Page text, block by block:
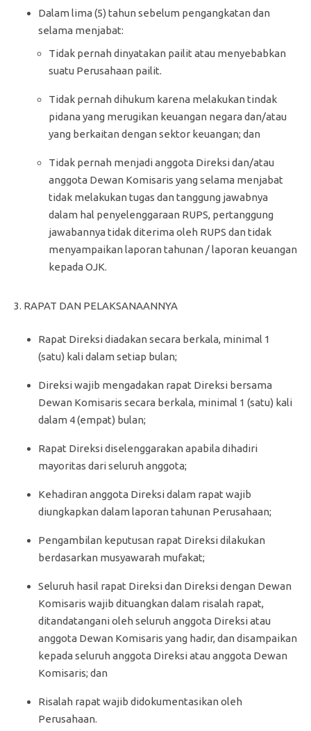
Dalam lima (5) tahun sebelum pengangkatan dan
selama menjabat:
Tidak pernah dinyatakan pailit atau menyebabkan
suatu Perusahaan pailit.
Tidak pernah dihukum karena melakukan tindak
pidana yang merugikan keuangan negara dan/atau
yang berkaitan dengan sektor keuangan; dan
Tidak pernah menjadi anggota Direksi dan/atau
anggota Dewan Komisaris yang selama menjabat
tidak melakukan tugas dan tanggung jawabnya
dalam hal penyelenggaraan RUPS, pertanggung
jawabannya tidak diterima oleh RUPS dan tidak
menyampaikan laporan tahunan / laporan keuangan
kepada OJK.
3. RAPAT DAN PELAKSANAANNYA
Rapat Direksi diadakan secara berkala, minimal 1
(satu) kali dalam setiap bulan;
Direksi wajib mengadakan rapat Direksi bersama
Dewan Komisaris secara berkala, minimal 1 (satu) kali
dalam 4 (empat) bulan;
Rapat Direksi diselenggarakan apabila dihadiri
mayoritas dari seluruh anggota;
Kehadiran anggota Direksi dalam rapat wajib
diungkapkan dalam laporan tahunan Perusahaan;
Pengambilan keputusan rapat Direksi dilakukan
berdasarkan musyawarah mufakat;
Seluruh hasil rapat Direksi dan Direksi dengan Dewan
Komisaris wajib dituangkan dalam risalah rapat,
ditandatangani oleh seluruh anggota Direksi atau
anggota Dewan Komisaris yang hadir, dan disampaikan
kepada seluruh anggota Direksi atau anggota Dewan
Komisaris; dan
Risalah rapat wajib didokumentasikan oleh
Perusahaan.